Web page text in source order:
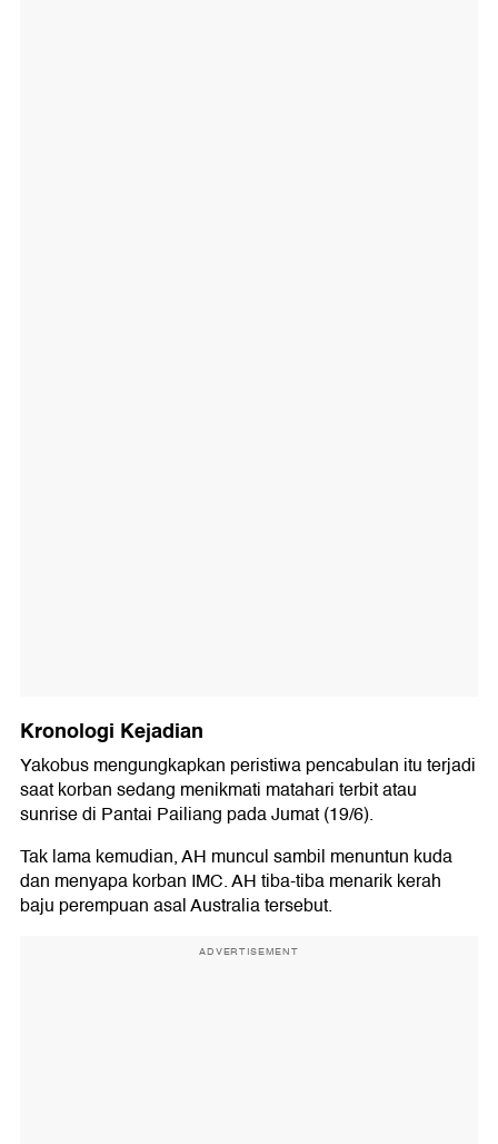
Kronologi Kejadian
Yakobus mengungkapkan peristiwa pencabulan itu terjadi
saat korban sedang menikmati matahari terbit atau
sunrise di Pantai Pailiang pada Jumat (19/6).
Tak lama kemudian, AH muncul sambil menuntun kuda
dan menyapa korban IMC. AH tiba-tiba menarik kerah
baju perempuan asal Australia tersebut.
ADVERTISEMENT